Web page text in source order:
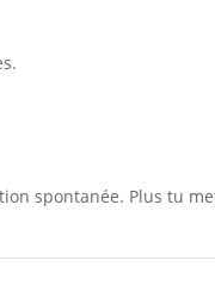
spontanée. Plus tu